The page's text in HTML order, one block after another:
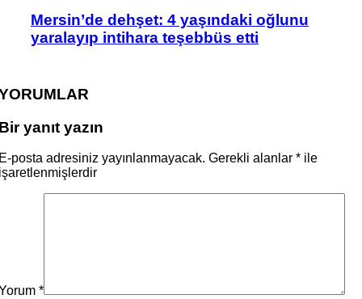
Mersin’de dehşet: 4 yaşındaki oğlunu
yaralayıp intihara teşebbüs etti
yanıt yazın
posta adresiniz yayınlanmayacak. Gerekli alanlar * ile
*